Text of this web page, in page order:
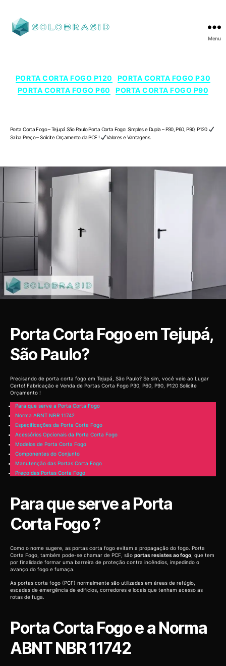
Menu
PORTA CORTA FOGO P120
PORTA CORTA FOGO P30
PORTA CORTA FOGO P60
PORTA CORTA FOGO P90
Porta Corta Fogo – Tejupá São Paulo Porta Corta Fogo: Simples e Dupla – P30, P60, P90, P120
Saiba Preço – Solicite Orçamento da PCF !
Valores e Vantagens.
Porta Corta Fogo em Tejupá,
São Paulo?
Precisando de porta corta fogo em Tejupá, São Paulo? Se sim, você veio ao Lugar
Certo! Fabricação e Venda de Portas Corta Fogo P30, P60, P90, P120 Solicite
Orçamento !
Para que serve a Porta Corta Fogo
Norma ABNT NBR 11742
Especificações da Porta Corta Fogo
Acessórios Opcionais da Porta Corta Fogo
Modelos de Porta Corta Fogo
Componentes do Conjunto
Manutenção das Portas Corta Fogo
Preço das Portas Corta Fogo
Para que serve a Porta
Corta Fogo ?
Como o nome sugere, as portas corta fogo evitam a propagação do fogo. Porta
Corta Fogo, também pode-se chamar de PCF, são portas resistes ao fogo , que tem
por finalidade formar uma barreira de proteção contra incêndios, impedindo o
avanço do fogo e fumaça.
As portas corta fogo (PCF) normalmente são utilizadas em áreas de refúgio,
escadas de emergência de edifícios, corredores e locais que tenham acesso as
rotas de fuga.
Porta Corta Fogo e a Norma
ABNT NBR 11742